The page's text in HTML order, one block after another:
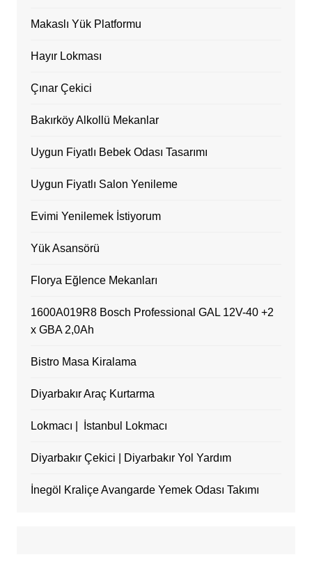
Makaslı Yük Platformu
Hayır Lokması
Çınar Çekici
Bakırköy Alkollü Mekanlar
Uygun Fiyatlı Bebek Odası Tasarımı
Uygun Fiyatlı Salon Yenileme
Evimi Yenilemek İstiyorum
Yük Asansörü
Florya Eğlence Mekanları
1600A019R8 Bosch Professional GAL 12V-40 +2
x GBA 2,0Ah
Bistro Masa Kiralama
Diyarbakır Araç Kurtarma
Lokmacı | İstanbul Lokmacı
Diyarbakır Çekici | Diyarbakır Yol Yardım
İnegöl Kraliçe Avangarde Yemek Odası Takımı